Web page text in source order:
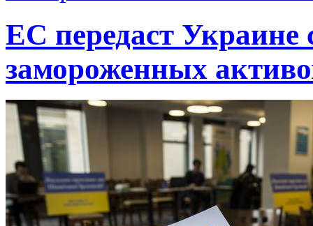
ЕС передаст Украине
замороженных